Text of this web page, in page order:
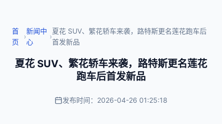
首
页
›
新闻中
心
›
夏花 SUV、繁花轿车来袭，路特斯更名莲花跑车后
首发新品
夏花 SUV、繁花轿车来袭，路特斯更名莲花
跑车后首发新品
发布时间：2026-04-26 01:25:18